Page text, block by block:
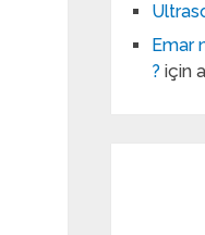
Emar
? için